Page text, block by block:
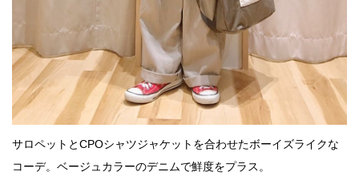
サロペットとCPOシャツジャケットを合わせたボーイズライクな
コーデ。ベージュカラーのデニムで鮮度をプラス。